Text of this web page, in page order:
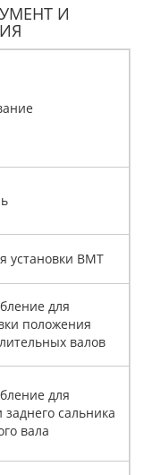
И
установки ВМТ
для
положения
валов
для
заднего сальника
вала